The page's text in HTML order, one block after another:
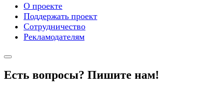
О проекте
Поддержать проект
Сотрудничество
Рекламодателям
Есть вопросы? Пишите нам!